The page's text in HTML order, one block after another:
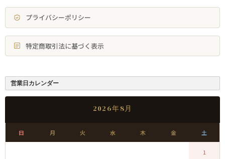
プライバシーポリシー
特定商取引法に基づく表示
営業日カレンダー
2026年8月
日 月 火 水 木 金 土
1